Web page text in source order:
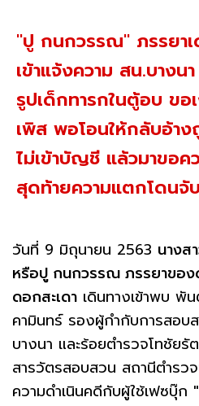
"ปู กนกวรรณ" ภรรยา
เข้าแจ้งความ สน.บาง
รูปเด็กทารกในตู้อบ ขอ
เพิส พอโอนให้กลับอ้า
ไม่เข้าบัญชี แล้วมาขอค
สุดท้ายความแตกโดนจั
วันที่ 9 มิถุนายน 2563 นางส
หรือปู กนกวรรณ ภรรยาของ
ดอกสะเดา เดินทางเข้าพบ
คามินทร์ รองผู้กำกับการสอบ
บางนา และร้อยตำรวจโทชัย
สารวัตรสอบสวน สถานีตำรว
ความดำเนินคดีกับผู้ใช้เฟซบุ๊ก